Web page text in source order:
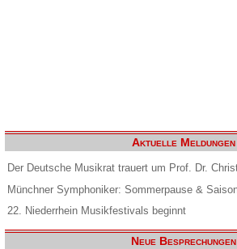
Aktuelle Meldungen
Der Deutsche Musikrat trauert um Prof. Dr.
Münchner Symphoniker: Sommerpause &
22. Niederrhein Musikfestivals beginnt
Neue Besprechungen